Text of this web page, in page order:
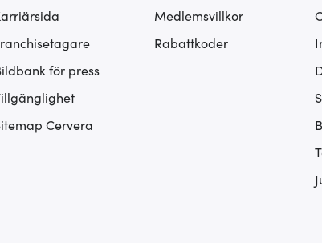
för press
Cervera
Medlemsvillkor
Rabattkoder